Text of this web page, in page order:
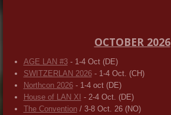
OCTOBER 2026
AGE LAN #3- 1-4 Oct (DE)
SWITZERLAN 2026- 1-4 Oct. (CH)
Northcon 2026- 1-4 oct (DE)
House of LAN XI - 2-4 Oct. (DE)
The Convention/ 3-8 Oct. 26 (NO)